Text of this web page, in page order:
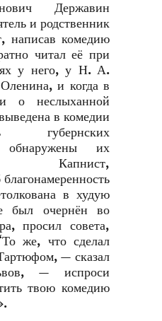
Державин
и родственник
написав комедию
читал её при
у него, у Н. А.
и когда в
о неслыханной
в комедии
губернских
их
Капнист,
в худую
был очернён во
просил совета,
же, что сделал
— сказал
— испроси
твою комедию